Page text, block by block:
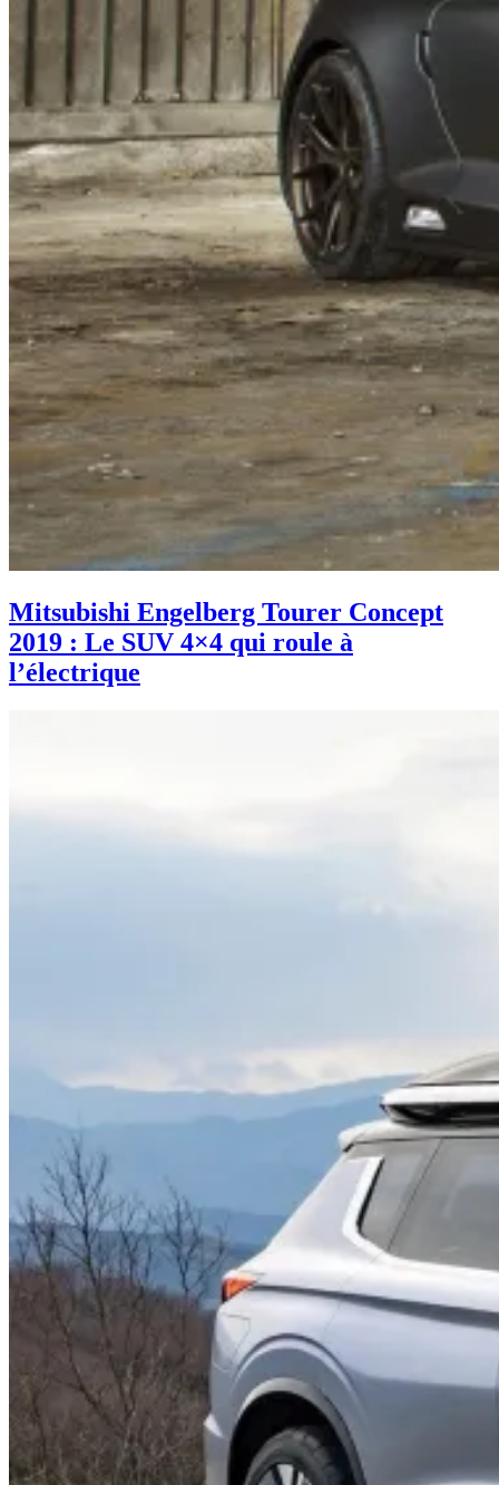
Mitsubishi Engelberg Tourer Concept
2019 : Le SUV 4×4 qui roule à
l’électrique